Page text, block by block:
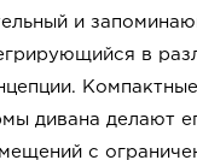
и
в
дивана делают
с